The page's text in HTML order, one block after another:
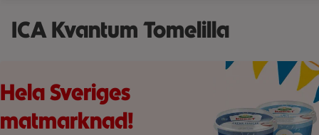
ICA Kvantum Tomelilla
Pinsa 20 kronor styck, Creme fraiche 25 kronor styck.
Hela Sveriges
matmarknad!